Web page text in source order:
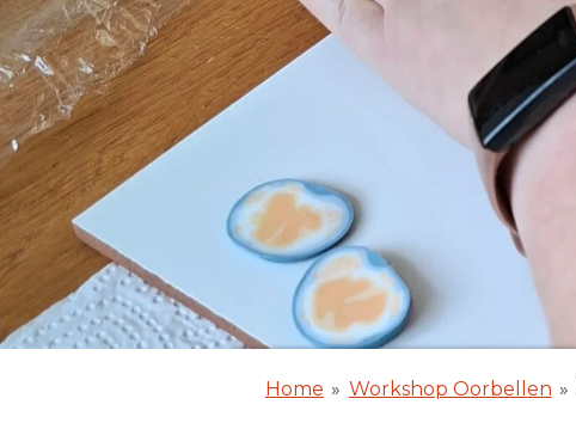
Home » Workshop Oorbellen »